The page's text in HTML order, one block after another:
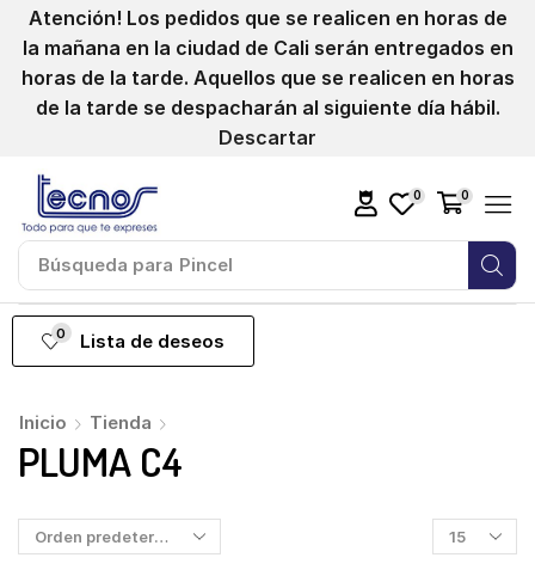
Atención! Los pedidos que se realicen en horas de
la mañana en la ciudad de Cali serán entregados en
horas de la tarde. Aquellos que se realicen en horas
de la tarde se despacharán al siguiente día hábil.
Descartar
Búsqueda para Pincel
0 0
0 Lista de deseos
Inicio Tienda
PLUMA C4